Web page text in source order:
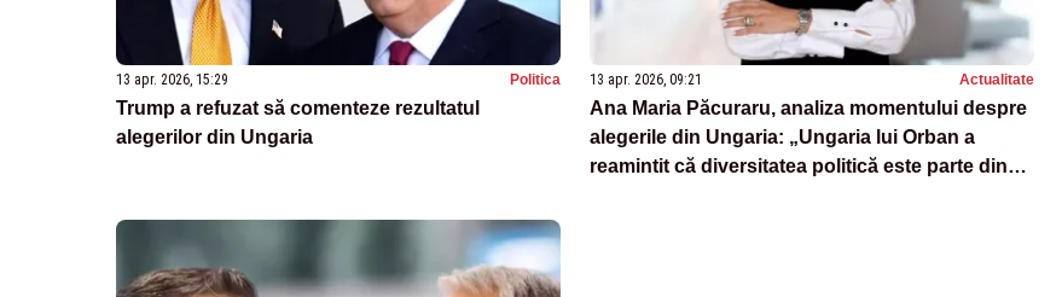
13 apr. 2026, 15:29 Politica
Trump a refuzat să comenteze rezultatul
alegerilor din Ungaria
13 apr. 2026, 09:21 Actualitate
Ana Maria Păcuraru, analiza momentului despre
alegerile din Ungaria: „Ungaria lui Orban a
reamintit că diversitatea politică este parte din